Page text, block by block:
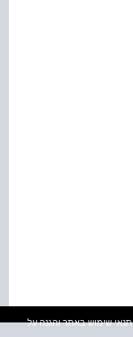
תנאי שימוש באתר והגנה על